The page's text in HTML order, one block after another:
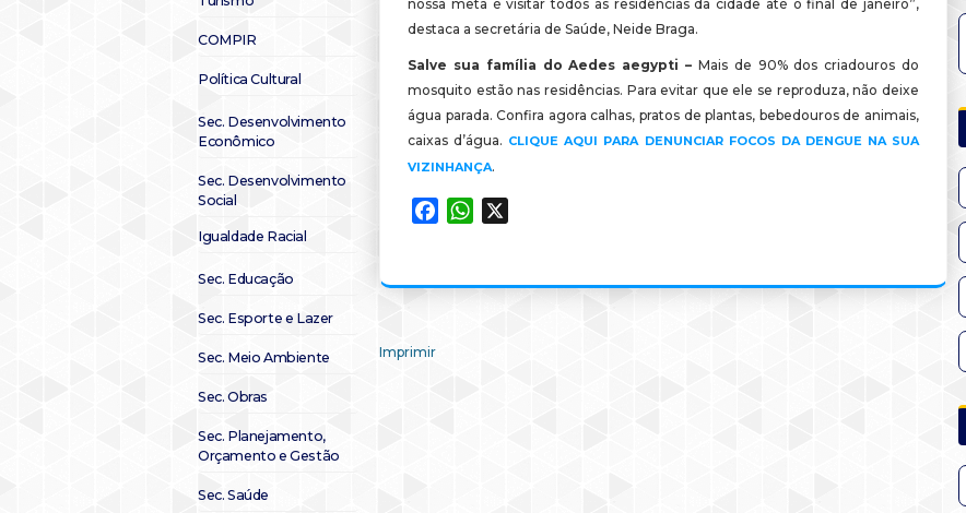
COMPIR
Política Cultural
Sec. Desenvolvimento
Econômico
Sec. Desenvolvimento
Social
Igualdade Racial
Sec. Educação
Sec. Esporte e Lazer
Sec. Meio Ambiente
Sec. Obras
Sec. Planejamento,
Orçamento e Gestão
Sec. Saúde
nossa meta é visitar todos as residências da cidade até o final de janeiro”,
destaca a secretária de Saúde, Neide Braga.
Salve sua família do Aedes aegypti – Mais de 90% dos criadouros do
mosquito estão nas residências. Para evitar que ele se reproduza, não deixe
água parada. Confira agora calhas, pratos de plantas, bebedouros de animais,
caixas d’água. CLIQUE AQUI PARA DENUNCIAR FOCOS DA DENGUE NA SUA
VIZINHANÇA.
FacebookWhatsApp
Imprimir